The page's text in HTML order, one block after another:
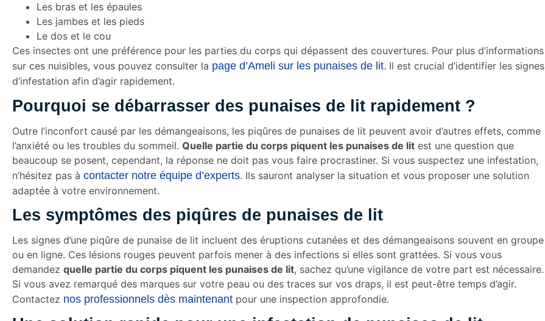
Les bras et les épaules
Les jambes et les pieds
Le dos et le cou
Ces insectes ont une préférence pour les parties du corps qui dépassent des couvertures. Pour plus d’informations
sur ces nuisibles, vous pouvez consulter la page d’Ameli sur les punaises de lit. Il est crucial d’identifier les signes
d’infestation afin d’agir rapidement.
Pourquoi se débarrasser des punaises de lit rapidement ?
Outre l’inconfort causé par les démangeaisons, les piqûres de punaises de lit peuvent avoir d’autres effets, comme
l’anxiété ou les troubles du sommeil. Quelle partie du corps piquent les punaises de lit est une question que
beaucoup se posent, cependant, la réponse ne doit pas vous faire procrastiner. Si vous suspectez une infestation,
n’hésitez pas à contacter notre équipe d’experts. Ils sauront analyser la situation et vous proposer une solution
adaptée à votre environnement.
Les symptômes des piqûres de punaises de lit
Les signes d’une piqûre de punaise de lit incluent des éruptions cutanées et des démangeaisons souvent en groupe
ou en ligne. Ces lésions rouges peuvent parfois mener à des infections si elles sont grattées. Si vous vous
demandez quelle partie du corps piquent les punaises de lit, sachez qu’une vigilance de votre part est nécessaire.
Si vous avez remarqué des marques sur votre peau ou des traces sur vos draps, il est peut-être temps d’agir.
Contactez nos professionnels dès maintenant pour une inspection approfondie.